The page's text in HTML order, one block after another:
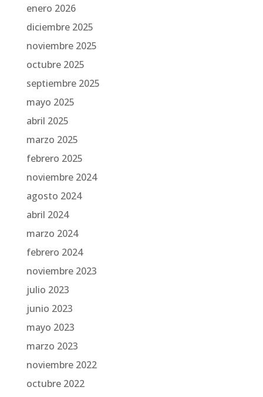
enero 2026
diciembre 2025
noviembre 2025
octubre 2025
septiembre 2025
mayo 2025
abril 2025
marzo 2025
febrero 2025
noviembre 2024
agosto 2024
abril 2024
marzo 2024
febrero 2024
noviembre 2023
julio 2023
junio 2023
mayo 2023
marzo 2023
noviembre 2022
octubre 2022